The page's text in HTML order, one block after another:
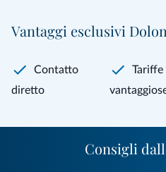
Vantaggi esclusivi
Contatto
diretto
Tariffe
Consigli